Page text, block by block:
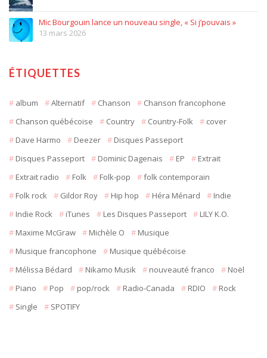
Mic Bourgouin lance un nouveau single, « Si j’pouvais »
13 mars 2026
ÉTIQUETTES
album Alternatif Chanson
Chanson francophone
Chanson québécoise
Country Country-Folk
cover
Dave Harmo
Deezer
Disques Passeport
Disques Passeport
Dominic Dagenais EP
Extrait
Extrait radio
Folk Folk-pop
folk contemporain
Folk rock
Gildor Roy Hip hop Héra Ménard
Indie
Indie Rock
iTunes Les Disques Passeport
LILY K.O.
Maxime McGraw
Michèle O
Musique
Musique francophone
Musique québécoise
Mélissa Bédard
Nikamo Musik nouveauté franco
Noël
Piano
Pop pop/rock Radio-Canada RDIO
Rock
Single
SPOTIFY